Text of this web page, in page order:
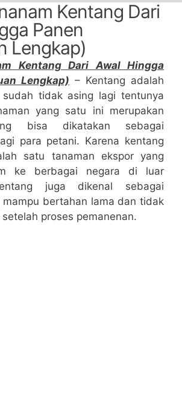
Kentang Dari
Panen
Lengkap)
Kentang Dari Awal Hingga
Lengkap) – Kentang adalah
sudah tidak asing lagi tentunya
yang satu ini merupakan
bisa dikatakan sebagai
para petani. Karena kentang
satu tanaman ekspor yang
ke berbagai negara di luar
juga dikenal sebagai
mampu bertahan lama dan tidak
proses pemanenan.